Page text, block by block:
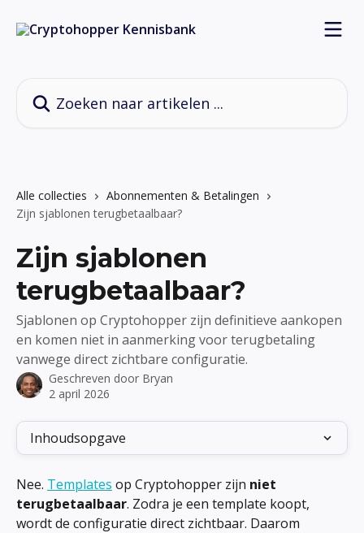
Alle collecties
Abonnementen & Betalingen
Zijn sjablonen terugbetaalbaar?
Zijn sjablonen
terugbetaalbaar?
Sjablonen op Cryptohopper zijn definitieve aankopen
en komen niet in aanmerking voor terugbetaling
vanwege direct zichtbare configuratie.
Geschreven door Bryan
2 april 2026
Inhoudsopgave
Nee. Templates op Cryptohopper zijn niet
terugbetaalbaar. Zodra je een template koopt,
wordt de configuratie direct zichtbaar. Daarom